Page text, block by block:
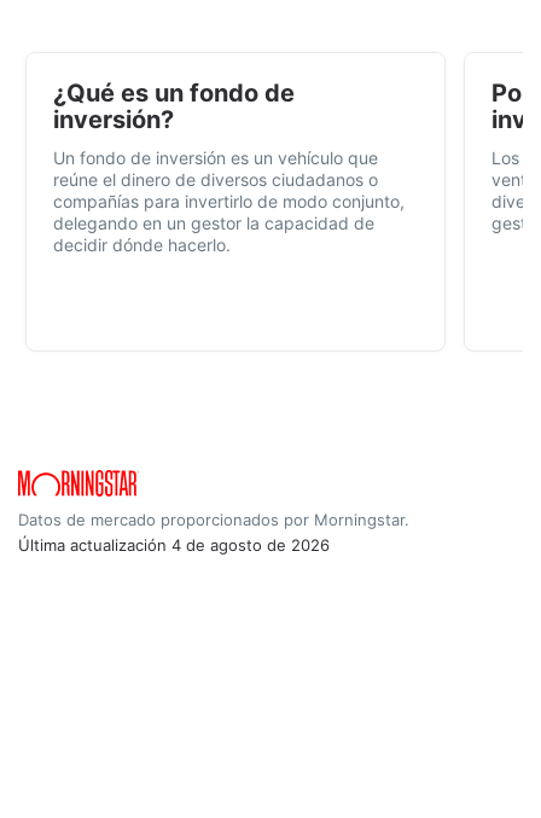
¿Qué es un fondo de
inversión?
Un fondo de inversión es un vehículo que
reúne el dinero de diversos ciudadanos o
compañías para invertirlo de modo conjunto,
delegando en un gestor la capacidad de
decidir dónde hacerlo.
Por
Los
Datos de mercado proporcionados por Morningstar.
Última actualización 4 de agosto de 2026